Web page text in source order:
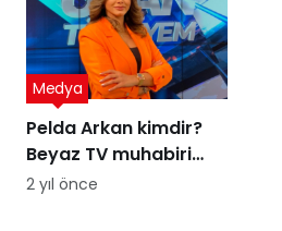
Pelda Arkan kimdir?
Beyaz TV muhabiri
Pelda Arkan kaç
Medya
2 yıl önce